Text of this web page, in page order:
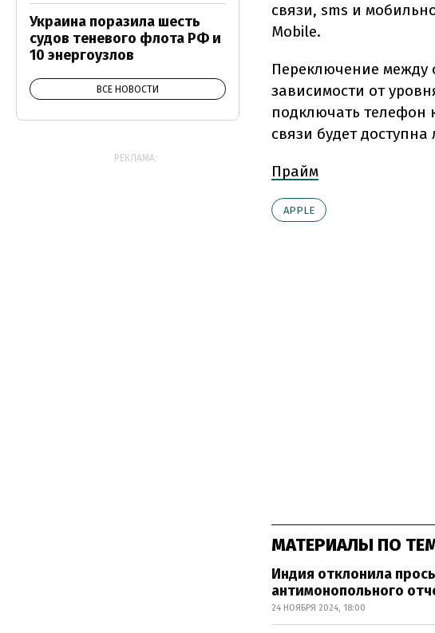
связи, sms и
Mobile.
Переключение между
зависимости от
подключать телефон
связи будет
Прайм
АPPLE
МАТЕРИАЛЫ ПО
Индия отклонила
антимонопольного
24 НОЯБРЯ 2024, 18:00
Украина поразила шесть
судов теневого флота РФ и
10 энергоузлов
ВСЕ НОВОСТИ
РЕКЛАМА: